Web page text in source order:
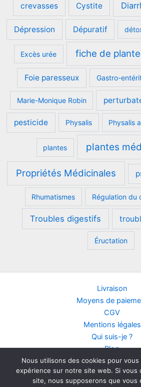
crevasses Cystite
Dépression Dépuratif
Excès urée fiche de
Foie paresseux Gastro-
Marie-Monique Robin
pesticide Physalis Physalis
plantes plantes
Propriétés Médicinales
Rhumatismes Régulation du
Troubles digestifs
Éructation
Livraison
Moyens de
CGV
Mentions légales
Qui suis-je ?
Blog
Contact
Points de vente
Nous utilisons des cookies pour vous
expérience sur notre site web. Si vous
site, nous supposerons que vous